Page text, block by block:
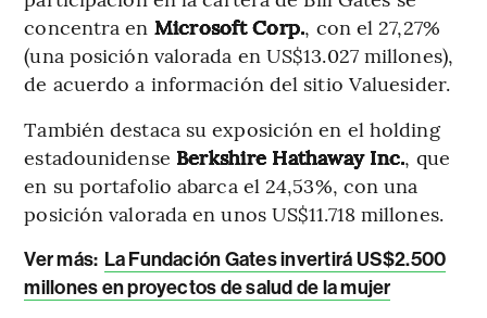
concentra en Microsoft Corp., con el 27,27%
(una posición valorada en US$13.027 millones),
de acuerdo a información del sitio Valuesider.
También destaca su exposición en el holding
estadounidense Berkshire Hathaway Inc., que
en su portafolio abarca el 24,53%, con una
posición valorada en unos US$11.718 millones.
Ver más: La Fundación Gates invertirá US$2.500
millones en proyectos de salud de la mujer